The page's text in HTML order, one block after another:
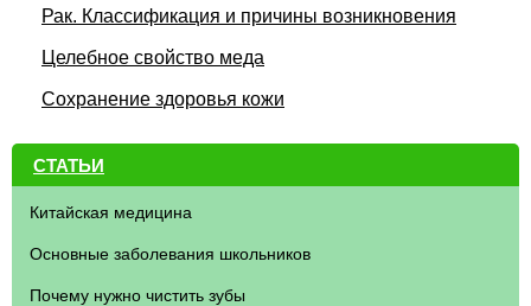
СТАТЬИ
Китайская медицина
Основные заболевания школьников
Почему нужно чистить зубы
Рак. Классификация и причины возникновения
Целебное свойство меда
Сохранение здоровья кожи